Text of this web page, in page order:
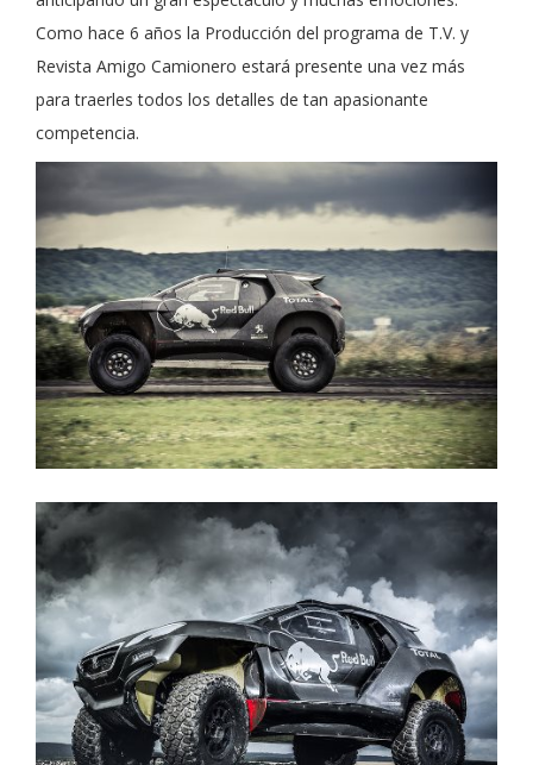
Como hace 6 años la Producción del programa de T.V. y
Revista Amigo Camionero estará presente una vez más
para traerles todos los detalles de tan apasionante
competencia.